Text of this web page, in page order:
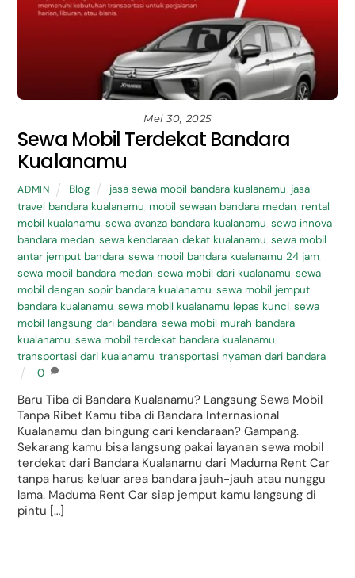
Mei 30, 2025
Sewa Mobil Terdekat Bandara
Kualanamu
ADMIN Blog jasa sewa mobil bandara kualanamu jasa
travel bandara kualanamu mobil sewaan bandara medan rental
mobil kualanamu ,sewa avanza bandara kualanamu ,sewa innova
bandara medan ,sewa kendaraan dekat kualanamu ,sewa mobil
antar jemput bandara ,sewa mobil bandara kualanamu 24 jam
sewa mobil bandara medan ,sewa mobil dari kualanamu ,sewa
mobil dengan sopir bandara kualanamu ,sewa mobil jemput
bandara kualanamu ,sewa mobil kualanamu lepas kunci ,sewa
mobil langsung dari bandara ,sewa mobil murah bandara
kualanamu ,sewa mobil terdekat bandara kualanamu
transportasi dari kualanamu ,transportasi nyaman dari bandara
0
Baru Tiba di Bandara Kualanamu? Langsung Sewa Mobil
Tanpa Ribet Kamu tiba di Bandara Internasional
Kualanamu dan bingung cari kendaraan? Gampang.
Sekarang kamu bisa langsung pakai layanan sewa mobil
terdekat dari Bandara Kualanamu dari Maduma Rent Car
tanpa harus keluar area bandara jauh-jauh atau nunggu
lama. Maduma Rent Car siap jemput kamu langsung di
pintu […]